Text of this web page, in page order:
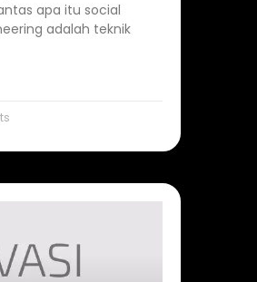
apa itu social
adalah teknik